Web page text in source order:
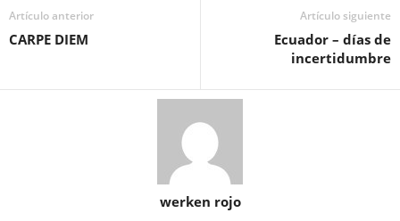
Artículo anterior
CARPE DIEM
Artículo siguiente
Ecuador – días de
incertidumbre
werken rojo